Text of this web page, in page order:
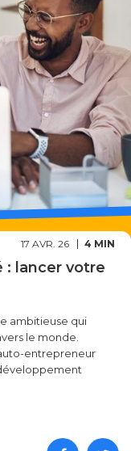
17 AVR. 26 4 MIN
: lancer votre
ambitieuse qui
le monde.
entrepreneur